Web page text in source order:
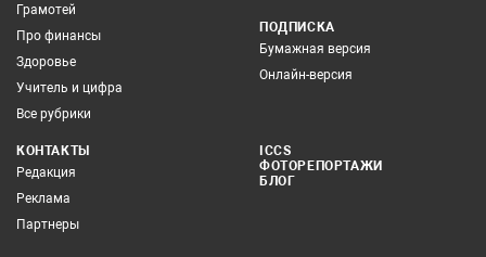
Грамотей
Про финансы
Здоровье
Учитель и цифра
Все рубрики
ПОДПИСКА
Бумажная версия
Онлайн-версия
КОНТАКТЫ
Редакция
Реклама
Партнеры
ICCS
ФОТОРЕПОРТАЖИ
БЛОГ